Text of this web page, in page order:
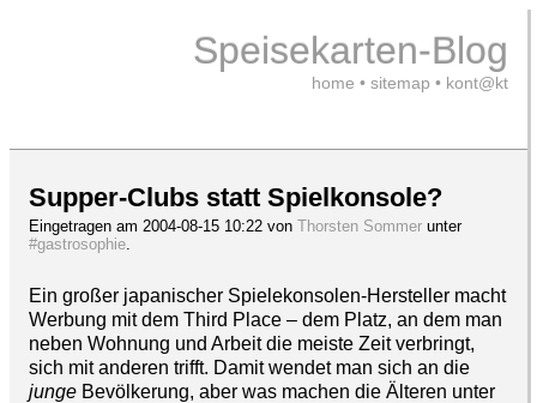
Speisekarten-Blog
home • sitemap • kont@kt
Supper-Clubs statt Spielkonsole?
Eingetragen am 2004-08-15 10:22 von Thorsten Sommer unter
#gastrosophie.
Ein großer japanischer Spielekonsolen-Hersteller macht
Werbung mit dem Third Place – dem Platz, an dem man
neben Wohnung und Arbeit die meiste Zeit verbringt,
sich mit anderen trifft. Damit wendet man sich an die
junge Bevölkerung, aber was machen die Älteren unter